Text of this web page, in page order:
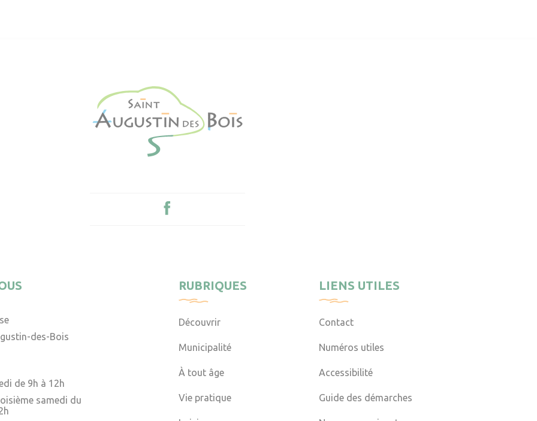
des-Bois
de 9h à 12h
samedi du
RUBRIQUES
Découvrir
Municipalité
À tout âge
Vie pratique
LIENS UTILES
Contact
Numéros utiles
Accessibilité
Guide des démarches